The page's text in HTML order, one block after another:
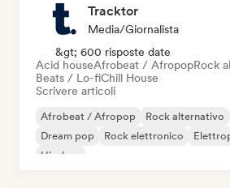
Tracktor
Media/Giornalista
&gt; 600 risposte date
Acid houseAfrobeat / AfropopRock
Beats / Lo-fiChill House
Scrivere articoli
Afrobeat / Afropop Rock alternativo
Dream pop
Rock elettronico
Hip-hop